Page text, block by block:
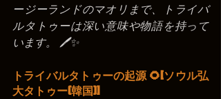
ージーランドのマオリまで、トライバ
ルタトゥーは深い意味や物語を持って
います。 🖊️✨
トライバルタトゥーの起源 🌻[ソウル弘
大タトゥー(韓国)]